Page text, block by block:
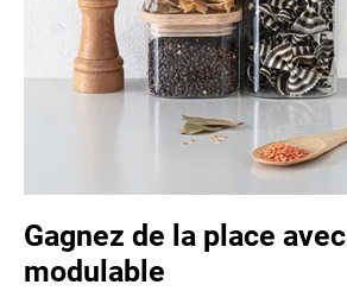
Gagnez de la place
modulable